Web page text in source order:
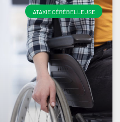
ATAXIE CÉRÉBELLEUSE